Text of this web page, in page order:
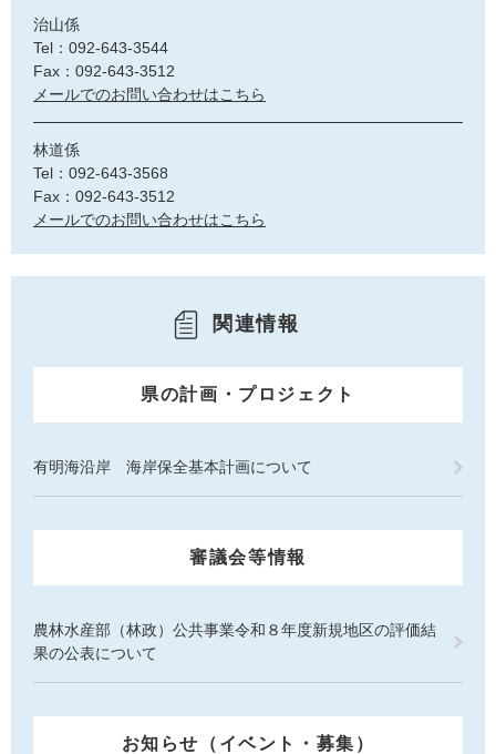
治山係
Tel：092-643-3544
Fax：092-643-3512
メールでのお問い合わせはこちら
林道係
Tel：092-643-3568
Fax：092-643-3512
メールでのお問い合わせはこちら
関連情報
県の計画・プロジェクト
有明海沿岸 海岸保全基本計画について
審議会等情報
農林水産部（林政）公共事業令和８年度新規地区の評価結
果の公表について
お知らせ（イベント・募集）